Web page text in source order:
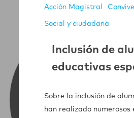
Acción Magistral
Social y ciudadana
Inclusión de
educativas
Sobre la inclusión de
han realizado numerosos